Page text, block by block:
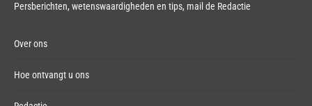
Persberichten, wetenswaardigheden en tips, mail de Redactie
Over ons
Hoe ontvangt u ons